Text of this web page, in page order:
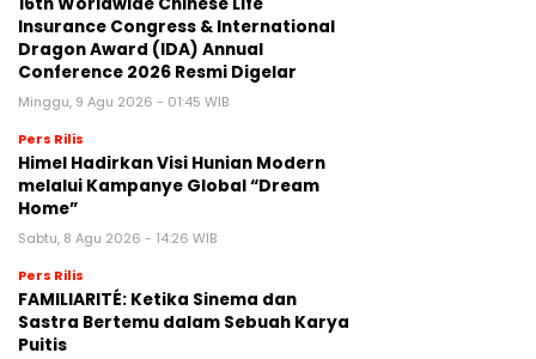
Insurance Congress & International
Dragon Award (IDA) Annual
Conference 2026 Resmi Digelar
Minggu, 9 Agu 2026 - 01:45 WIB
Pers Rilis
Himel Hadirkan Visi Hunian Modern
melalui Kampanye Global “Dream
Home”
Sabtu, 8 Agu 2026 - 14:26 WIB
Pers Rilis
FAMILIARITÉ: Ketika Sinema dan
Sastra Bertemu dalam Sebuah Karya
Puitis